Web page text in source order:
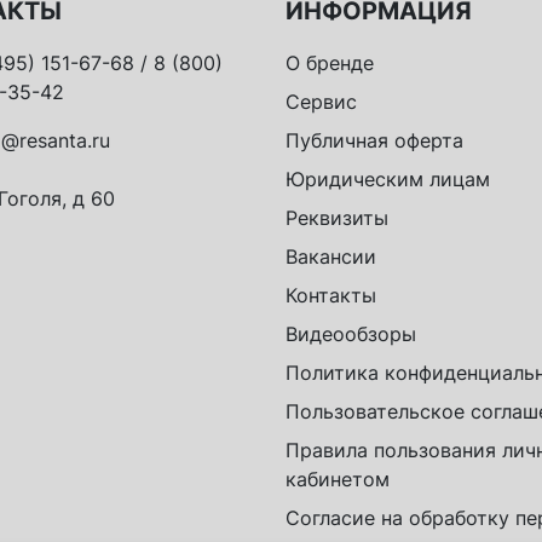
151-67-68 / 8 (800)
35-42
д 60
ИНФОРМАЦИЯ
О бренде
Сервис
Публичная оферта
Юридическим лицам
Реквизиты
Вакансии
Контакты
Видеообзоры
Политика
Пользовательское
Правила пользования
кабинетом
Согласие на обработку